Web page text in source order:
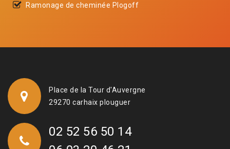
Ramonage de cheminée Plogoff
Place de la Tour d'Auvergne
29270 carhaix plouguer
02 52 56 50 14